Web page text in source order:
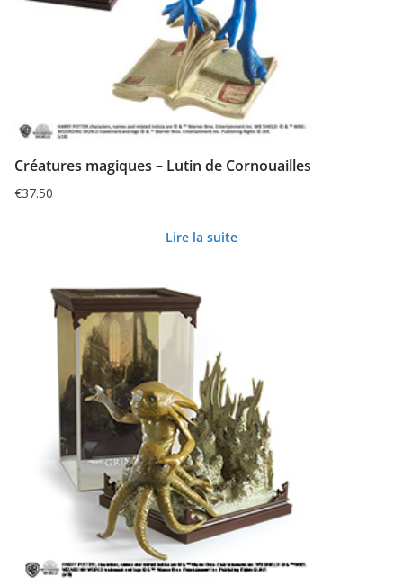
Créatures magiques – Lutin de Cornouailles
€37.50
Lire la suite